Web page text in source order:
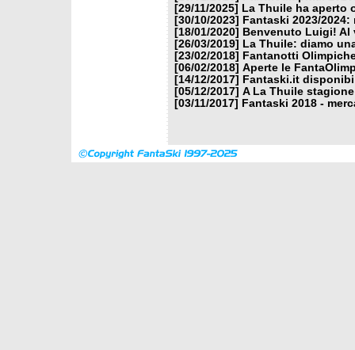
[29/11/2025]
La Thuile ha aperto
[30/10/2023]
Fantaski 2023/
[18/01/2020]
Benvenuto Luigi! Al
[26/03/2019]
La Thuile: diamo
[23/02/2018]
Fantanotti
[06/02/2018] Aperte le
[14/12/2017]
Fantaski.it
[05/12/2017] A La Thuile
[03/11/2017]
Fantaski 2018 -